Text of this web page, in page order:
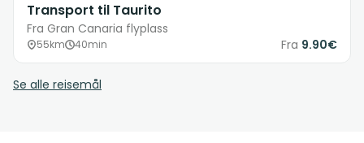
Transport til Taurito
Fra Gran Canaria flyplass
55km 40min Fra 9.90€
Se alle reisemål